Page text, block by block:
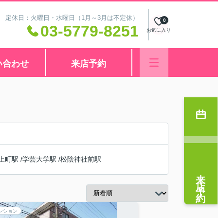
休日：火曜日・水曜日（1月～3月は不定休）
03-5779-8251 お気に入り
0
合わせ 来店予約
町駅 /学芸大学駅 /松陰神社前駅
ション
来店予約